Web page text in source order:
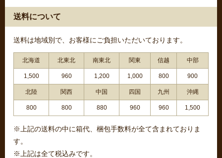
送料について
送料は地域別で、お客様にご負担いただいております。
北海道 北東北 南東北 関東 信越 中部
1,500 960 1,200 1,000 800 900
北陸 関西 中国 四国 九州 沖縄
800 800 880 960 960 1,500
※上記の送料の中に箱代、梱包手数料が全て含まれておりま
す。
※上記は全て税込みです。